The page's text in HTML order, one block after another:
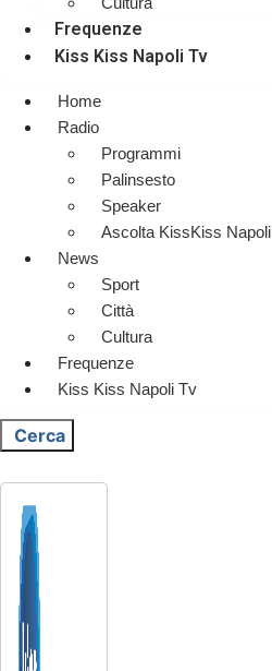
Frequenze
Kiss Kiss Napoli Tv
Home
Radio
Programmi
Palinsesto
Speaker
Ascolta KissKiss Napoli
News
Sport
Città
Cultura
Frequenze
Kiss Kiss Napoli Tv
Cerca